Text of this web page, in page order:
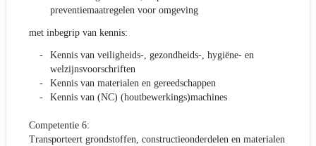
preventiemaatregelen voor omgeving
met inbegrip van kennis:
Kennis van veiligheids-, gezondheids-, hygiëne- en
welzijnsvoorschriften
Kennis van materialen en gereedschappen
Kennis van (NC) (houtbewerkings)machines
Competentie 6:
Transporteert grondstoffen, constructieonderdelen en materialen